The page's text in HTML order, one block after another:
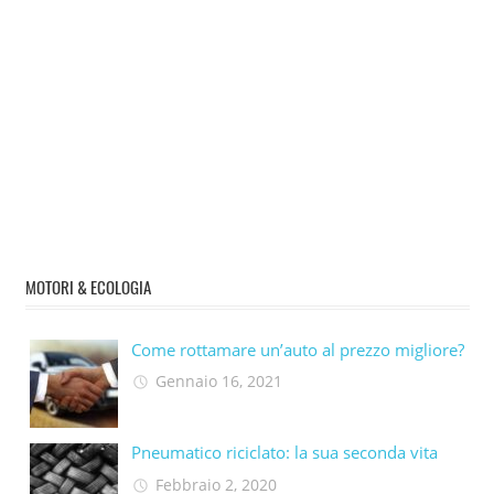
MOTORI & ECOLOGIA
Come rottamare un’auto al prezzo migliore?
Gennaio 16, 2021
Pneumatico riciclato: la sua seconda vita​
Febbraio 2, 2020